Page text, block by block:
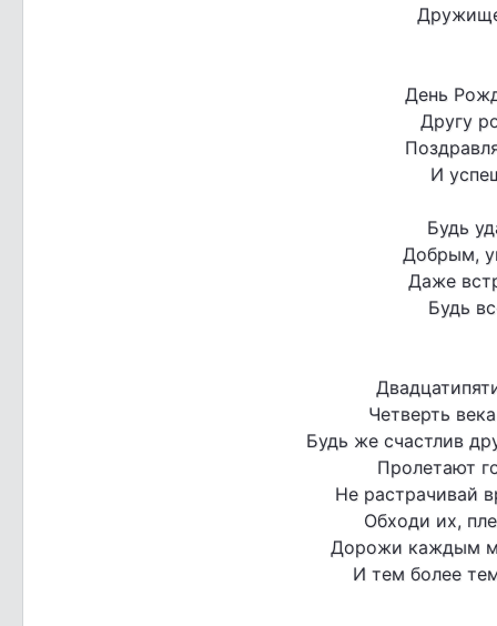
День
Другу
И
Будь
Добрым,
Даже
Будь
Четверть
Будь же счастлив
Пролетают
Не растрачивай
Обходи их,
Дорожи каждым
И тем более